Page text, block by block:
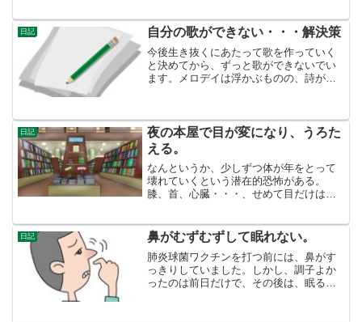
会食し、普通の法要を行いました。あの
頃は、「...
日記 自分の歌ができない・・・解決策
今後生き抜くにあたって歌を作っていく
と決めてから、ずっと歌ができないでい
ます。メロデイは浮かぶものの、詩が何
いいの？あるサイトに替え歌...
日記
夜の本屋で目が変になり、うろた
える。
なんというか、少しずつ体が年をとって
壊れていくという潜在的恐怖がある。
膝、首、心臓・・・、せめて目だけは、
承が載っている本を借りた。可能ならば
図書館で用事が済めばお金が...
日記 鼻がむずむずして眠れない。
肺炎球菌ワクチンを打つ前には、鼻がす
っきりしていました。しかし、調子よか
ったのは前日だけで、その後は、眠る時